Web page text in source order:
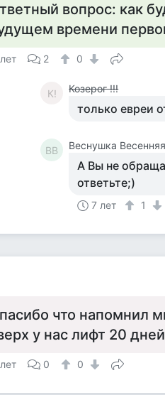
вопрос: как
времени
2 0
К! Козерог !!!
только евреи
ВВ Веснушка Весенняя
А Вы не
ответьте;)
7 лет 1
что напомнил
у нас лифт 20
0 0